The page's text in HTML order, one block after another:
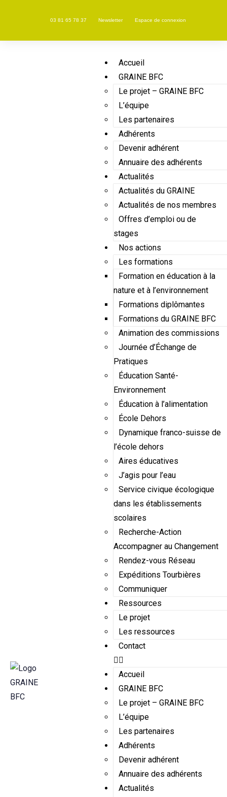
03 81 65 78 37 Newsletter Espace de connexion
Accueil
GRAINE BFC
Le projet – GRAINE BFC
L’équipe
Les partenaires
Adhérents
Devenir adhérent
Annuaire des adhérents
Actualités
Actualités du GRAINE
Actualités de nos membres
Offres d’emploi ou de
stages
Nos actions
Les formations
Formation en éducation à la
nature et à l’environnement
Formations diplômantes
Formations du GRAINE BFC
Animation des commissions
Journée d’Échange de
Pratiques
Éducation Santé-
Environnement
Éducation à l’alimentation
École Dehors
Dynamique franco-suisse de
l’école dehors
Aires éducatives
J’agis pour l’eau
Service civique écologique
dans les établissements
scolaires
Recherche-Action
Accompagner au Changement
Rendez-vous Réseau
Expéditions Tourbières
Communiquer
Ressources
Le projet
Les ressources
Contact
Accueil
GRAINE BFC
Le projet – GRAINE BFC
L’équipe
Les partenaires
Adhérents
Devenir adhérent
Annuaire des adhérents
Actualités